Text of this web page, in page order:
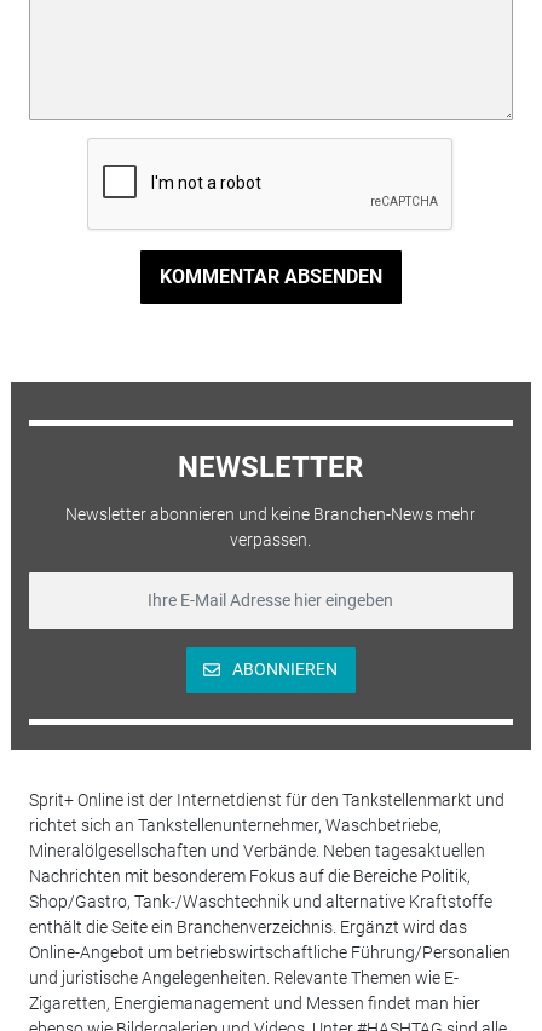
KOMMENTAR ABSENDEN
NEWSLETTER
Newsletter abonnieren und keine Branchen-News mehr
verpassen.
ABONNIEREN
Sprit+ Online ist der Internetdienst für den Tankstellenmarkt und
richtet sich an Tankstellenunternehmer, Waschbetriebe,
Mineralölgesellschaften und Verbände. Neben tagesaktuellen
Nachrichten mit besonderem Fokus auf die Bereiche Politik,
Shop/Gastro, Tank-/Waschtechnik und alternative Kraftstoffe
enthält die Seite ein Branchenverzeichnis. Ergänzt wird das
Online-Angebot um betriebswirtschaftliche Führung/Personalien
und juristische Angelegenheiten. Relevante Themen wie E-
Zigaretten, Energiemanagement und Messen findet man hier